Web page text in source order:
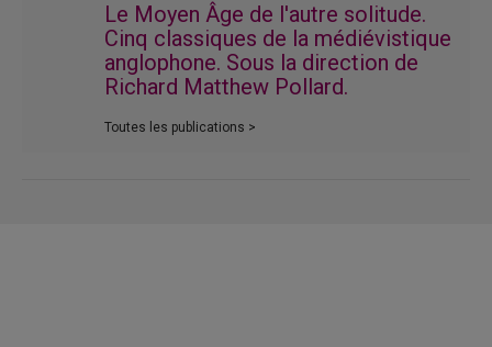
Le Moyen Âge de l'autre solitude.
Cinq classiques de la médiévistique
anglophone. Sous la direction de
Richard Matthew Pollard.
Toutes les publications >